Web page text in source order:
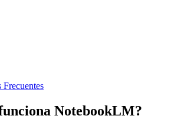
Frecuentes
NotebookLM?